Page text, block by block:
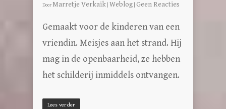
Door Marretje Verkaik Weblog Geen Reacties
Gemaakt voor de kinderen van een
vriendin. Meisjes aan het strand. Hij
mag in de openbaarheid, ze hebben
het schilderij inmiddels ontvangen.
Lees verder